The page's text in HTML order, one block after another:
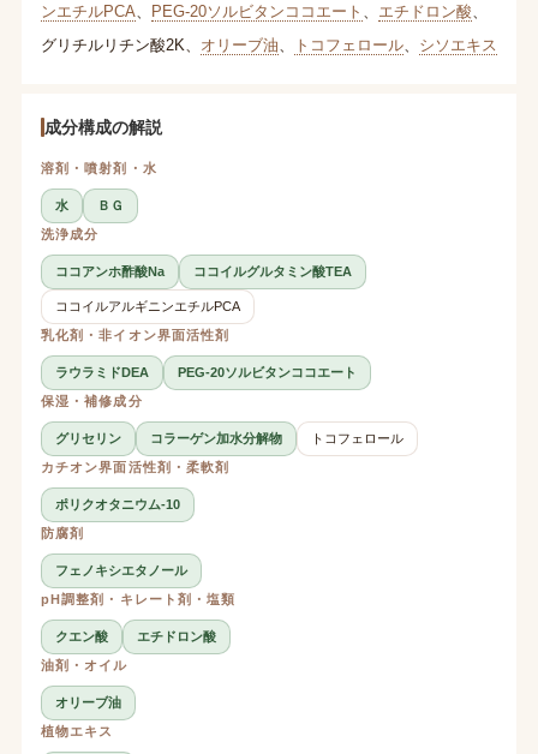
ンエチルPCA
PEG-20ソルビタンココエート エチドロン酸
グリチルリチン酸2K
オリーブ油 トコフェロール、 シソエキス
成分構成の解説
溶剤・噴射剤・水
水
ＢＧ
洗浄成分
ココアンホ酢酸Na ココイルグルタミン酸TEA
ココイルアルギニンエチルPCA
乳化剤・非イオン界面活性剤
ラウラミドDEA
PEG-20ソルビタンココエート
保湿・補修成分
グリセリン コラーゲン加水分解物
トコフェロール
カチオン界面活性剤・柔軟剤
ポリクオタニウム-10
防腐剤
フェノキシエタノール
pH調整剤・キレート剤・塩類
クエン酸
エチドロン酸
油剤・オイル
オリーブ油
植物エキス